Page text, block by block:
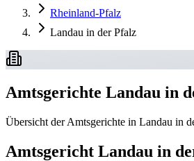
Rheinland-Pfalz
Landau in der Pfalz
Amtsgerichte Landau in
Übersicht der Amtsgerichte in Landau in
Amtsgericht Landau in